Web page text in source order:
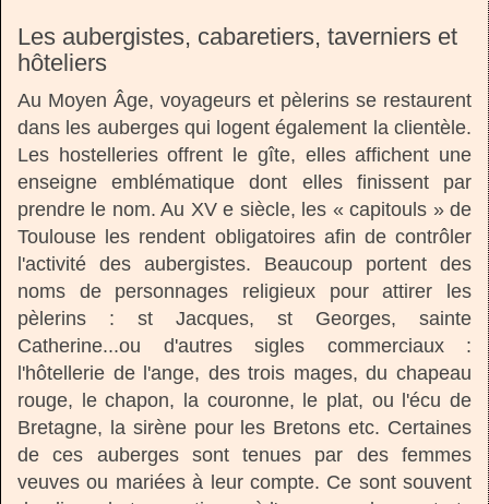
Les aubergistes, cabaretiers, taverniers et
hôteliers
Au Moyen Âge, voyageurs et pèlerins se restaurent
dans les auberges qui logent également la clientèle.
Les hostelleries offrent le gîte, elles affichent une
enseigne emblématique dont elles finissent par
prendre le nom. Au XV e siècle, les « capitouls » de
Toulouse les rendent obligatoires afin de contrôler
l'activité des aubergistes. Beaucoup portent des
noms de personnages religieux pour attirer les
pèlerins : st Jacques, st Georges, sainte
Catherine...ou d'autres sigles commerciaux :
l'hôtellerie de l'ange, des trois mages, du chapeau
rouge, le chapon, la couronne, le plat, ou l'écu de
Bretagne, la sirène pour les Bretons etc. Certaines
de ces auberges sont tenues par des femmes
veuves ou mariées à leur compte. Ce sont souvent